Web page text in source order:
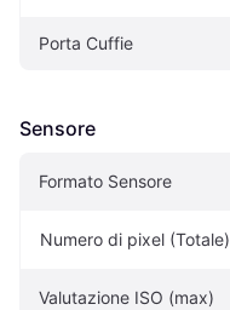
Porta Cuffie
Sensore
Formato Sensore
Numero di pixel (Totale)
Valutazione ISO (max)